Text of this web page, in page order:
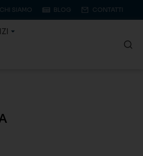
CHI SIAMO BLOG CONTATTI